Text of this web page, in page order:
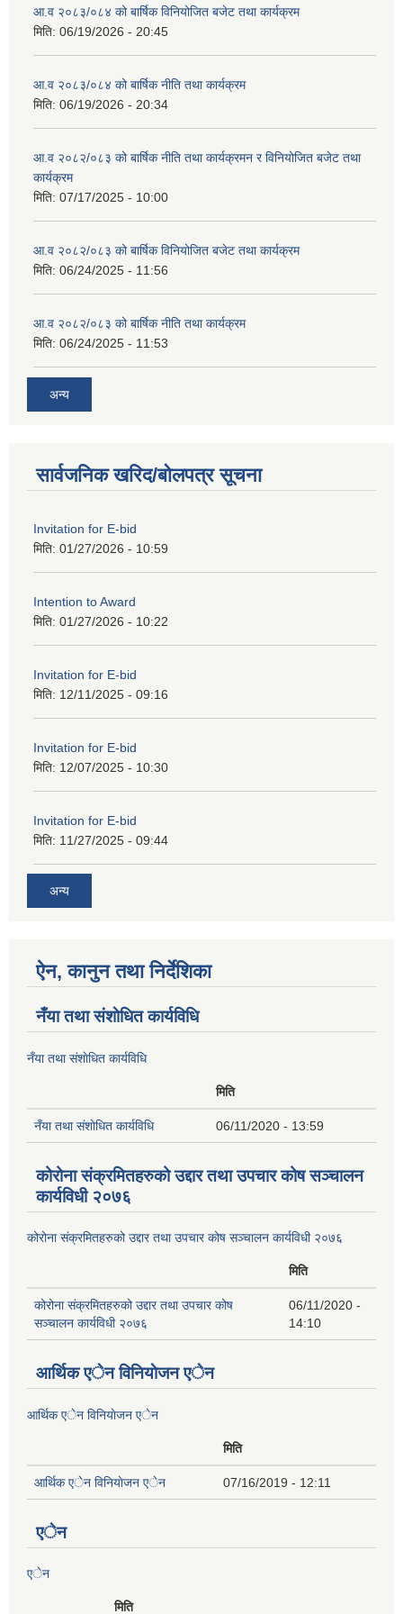
आ.व २०८३/०८४ को बार्षिक विनियोजित बजेट तथा कार्यक्रम
मिति: 06/19/2026 - 20:45
आ.व २०८३/०८४ को बार्षिक नीति तथा कार्यक्रम
मिति: 06/19/2026 - 20:34
आ.व २०८२/०८३ को बार्षिक नीति तथा कार्यक्रमन र विनियोजित बजेट तथा
कार्यक्रम
मिति: 07/17/2025 - 10:00
आ.व २०८२/०८३ को बार्षिक विनियोजित बजेट तथा कार्यक्रम
मिति: 06/24/2025 - 11:56
आ.व २०८२/०८३ को बार्षिक नीति तथा कार्यक्रम
मिति: 06/24/2025 - 11:53
अन्य
सार्वजनिक खरिद/बोलपत्र सूचना
Invitation for E-bid
मिति: 01/27/2026 - 10:59
Intention to Award
मिति: 01/27/2026 - 10:22
Invitation for E-bid
मिति: 12/11/2025 - 09:16
Invitation for E-bid
मिति: 12/07/2025 - 10:30
Invitation for E-bid
मिति: 11/27/2025 - 09:44
अन्य
ऐन, कानुन तथा निर्देशिका
नँया तथा स‌ंशाेधित कार्यविधि
नँया तथा स‌ंशाेधित कार्यविधि
मिति
नँया तथा स‌ंशाेधित कार्यविधि 06/11/2020 - 13:59
कोरोना संक्रमितहरुको उद्दार तथा उपचार कोष सञ्चालन
कार्यविधी २०७६
कोरोना संक्रमितहरुको उद्दार तथा उपचार कोष सञ्चालन कार्यविधी २०७६
मिति
कोरोना संक्रमितहरुको उद्दार तथा उपचार कोष
सञ्चालन कार्यविधी २०७६
06/11/2020 -
14:10
आर्थिक एेन विनियाेजन एेन
आर्थिक एेन विनियाेजन एेन
मिति
आर्थिक एेन विनियाेजन एेन 07/16/2019 - 12:11
एेन
एेन
मिति